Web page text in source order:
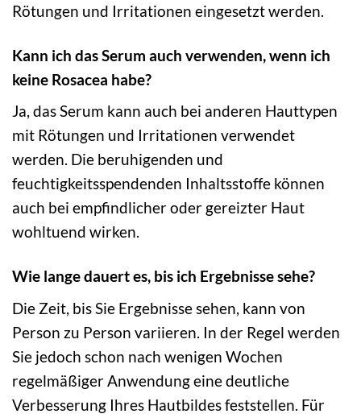
Rötungen und Irritationen eingesetzt werden.
Kann ich das Serum auch verwenden, wenn ich
keine Rosacea habe?
Ja, das Serum kann auch bei anderen Hauttypen
mit Rötungen und Irritationen verwendet
werden. Die beruhigenden und
feuchtigkeitsspendenden Inhaltsstoffe können
auch bei empfindlicher oder gereizter Haut
wohltuend wirken.
Wie lange dauert es, bis ich Ergebnisse sehe?
Die Zeit, bis Sie Ergebnisse sehen, kann von
Person zu Person variieren. In der Regel werden
Sie jedoch schon nach wenigen Wochen
regelmäßiger Anwendung eine deutliche
Verbesserung Ihres Hautbildes feststellen. Für